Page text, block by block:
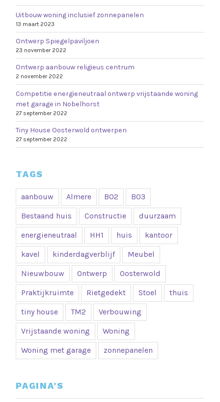
Uitbouw woning inclusief zonnepanelen
13 maart 2023
Ontwerp Spiegelpaviljoen
23 november 2022
Ontwerp aanbouw religieus centrum
2 november 2022
Competitie energieneutraal ontwerp vrijstaande woning
met garage in Nobelhorst
27 september 2022
Tiny House Oosterwold ontwerpen
27 september 2022
TAGS
aanbouw Almere B02 B03
Bestaand huis Constructie duurzaam
energieneutraal HH1 huis kantoor
kavel kinderdagverblijf Meubel
Nieuwbouw Ontwerp Oosterwold
Praktijkruimte Rietgedekt Stoel thuis
tiny house TM2 Verbouwing
Vrijstaande woning Woning
Woning met garage zonnepanelen
PAGINA’S